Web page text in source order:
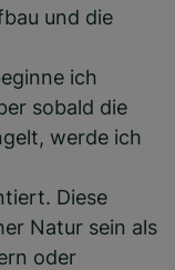
und die
ich
sobald die
werde ich
Diese
Natur sein als
oder